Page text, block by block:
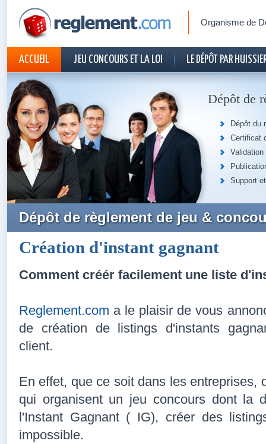
Organisme de
ACCUEIL JEU CONCOURS ET LA LOI LE DÉPÔT PAR
CONTACT
Dépôt de
Dépôt du
Certificat
Support
Dépôt de règlement de jeu &
Création d'instant gagnant
Comment créér facilement une liste
Reglement.com a le plaisir de vous
de création de listings d'instants
client.
En effet, que ce soit dans les entreprises,
qui organisent un jeu concours dont la
l'Instant Gagnant ( IG), créer des
impossible.